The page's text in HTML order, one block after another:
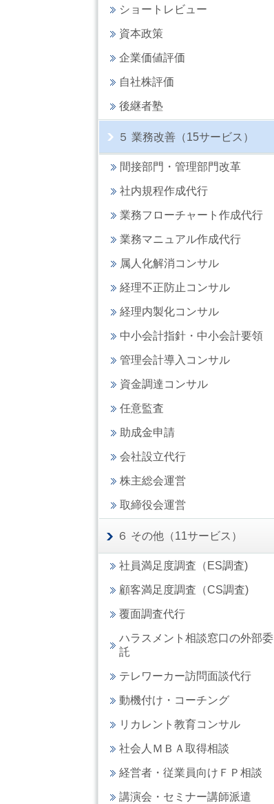
ショートレビュー
資本政策
企業価値評価
自社株評価
後継者塾
５ 業務改善（15サービス）
間接部門・管理部門改革
社内規程作成代行
業務フローチャート作成代行
業務マニュアル作成代行
属人化解消コンサル
経理不正防止コンサル
経理内製化コンサル
中小会計指針・中小会計要領
管理会計導入コンサル
資金調達コンサル
任意監査
助成金申請
会社設立代行
株主総会運営
取締役会運営
６ その他（11サービス）
社員満足度調査（ES調査)
顧客満足度調査（CS調査)
覆面調査代行
ハラスメント相談窓口の外部委
託
テレワーカー訪問面談代行
動機付け・コーチング
リカレント教育コンサル
社会人ＭＢＡ取得相談
経営者・従業員向けＦＰ相談
講演会・セミナー講師派遣